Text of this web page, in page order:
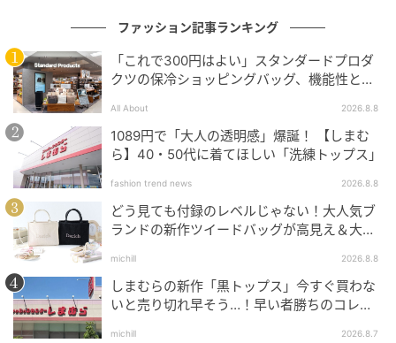
ファッション記事ランキング
「これで300円はよい」スタンダードプロダ
クツの保冷ショッピングバッグ、機能性とデ
All About 2026.8.8
1089円で「大人の透明感」爆誕！ 【しまむ
ら】40・50代に着てほしい「洗練トップス」
fashion trend news 2026.8.8
どう見ても付録のレベルじゃない！大人気ブ
ランドの新作ツイードバッグが高見え＆大容
michill 2026.8.8
しまむらの新作「黒トップス」今すぐ買わな
いと売り切れ早そう…！早い者勝ちのコレ買
michill 2026.8.7